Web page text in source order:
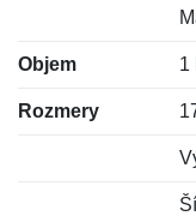
Objem 1
Rozmery